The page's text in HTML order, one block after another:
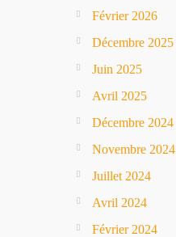
Février 2026
Décembre 2025
Juin 2025
Avril 2025
Décembre 2024
Novembre 2024
Juillet 2024
Avril 2024
Février 2024